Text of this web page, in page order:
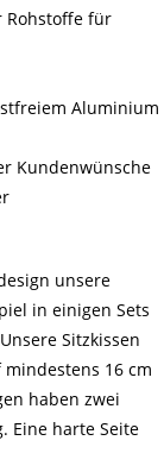
Rohstoffe für
Aluminium
Kundenwünsche
unsere
in einigen Sets
Sitzkissen
16 cm
haben zwei
Eine harte Seite